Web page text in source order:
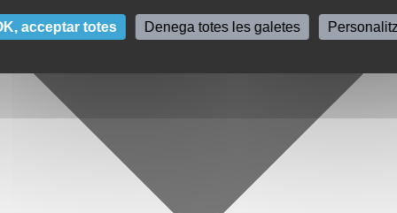
acceptar totes Denega totes les galetes